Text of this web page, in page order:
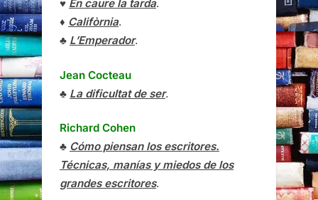
♥ En caure la tarda.
♦ Califòrnia.
♣ L’Emperador.
Jean Cocteau
♣ La dificultat de ser.
Richard Cohen
♣ Cómo piensan los escritores.
Técnicas, manías y miedos de los
grandes escritores.